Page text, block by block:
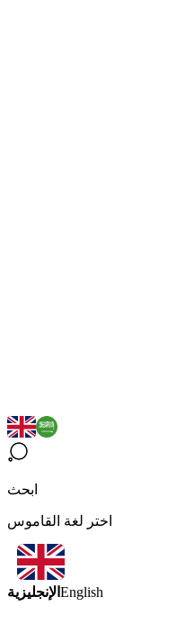
ابحث
اختر لغة القاموس
الإنجليزية English